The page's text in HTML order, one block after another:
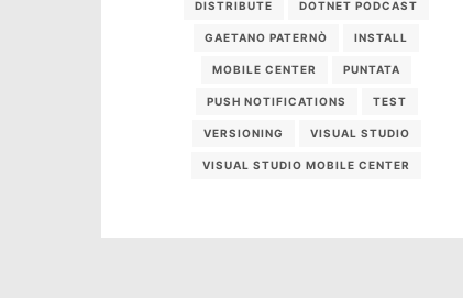
DISTRIBUTE DOTNET PODCAST
GAETANO PATERNÒ INSTALL
MOBILE CENTER PUNTATA
PUSH NOTIFICATIONS TEST
VERSIONING VISUAL STUDIO
VISUAL STUDIO MOBILE CENTER